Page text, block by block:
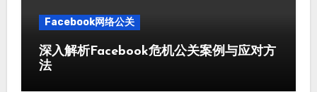
Facebook网络公关
深入解析Facebook危机公关案例与应对方
法